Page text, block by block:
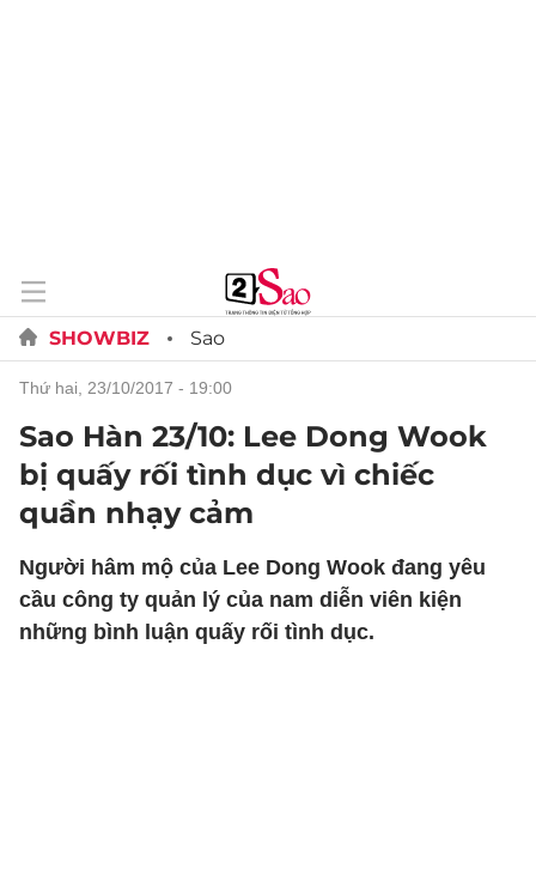
SHOWBIZ Sao
thứ hai, 23/10/2017 - 19:00
Sao Hàn 23/10: Lee Dong Wook
bị quấy rối tình dục vì chiếc
quần nhạy cảm
Người hâm mộ của Lee Dong Wook đang yêu
cầu công ty quản lý của nam diễn viên kiện
những bình luận quấy rối tình dục.